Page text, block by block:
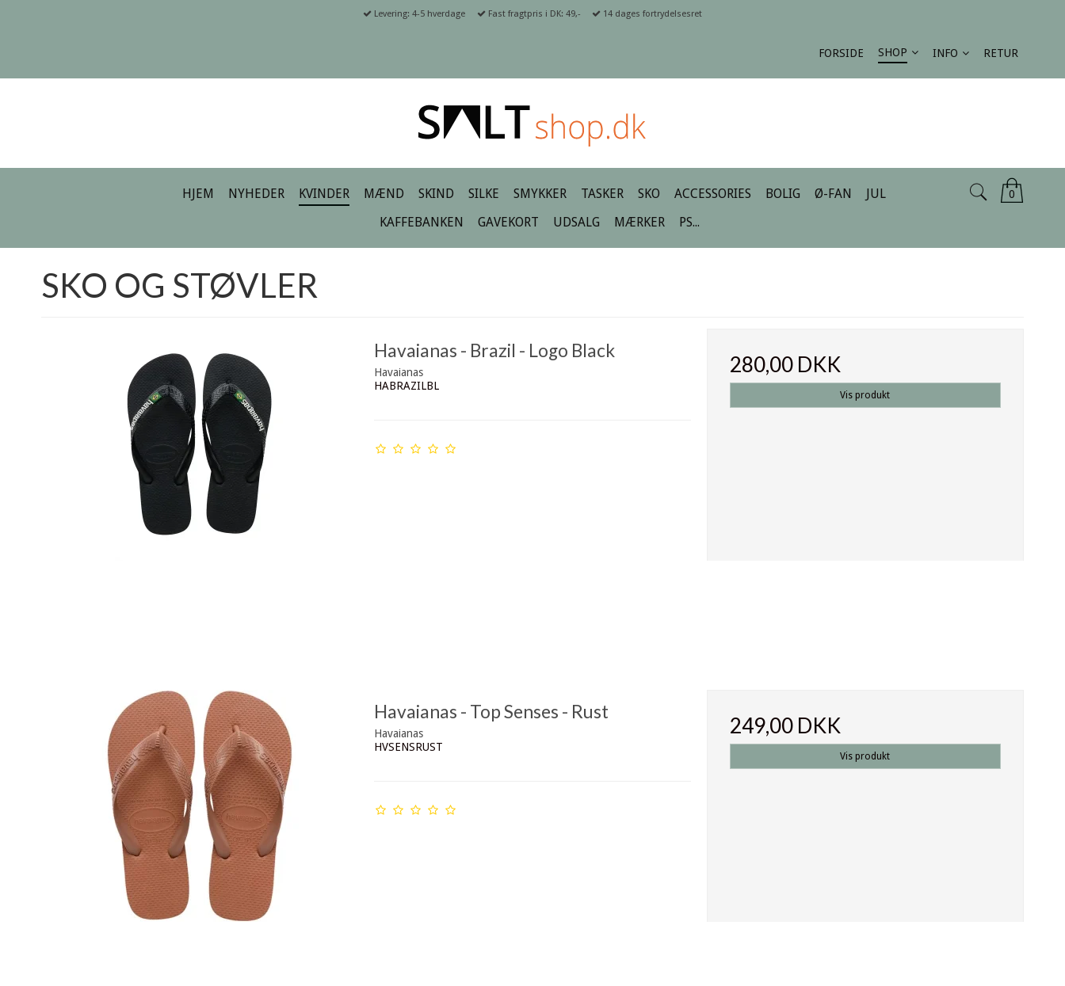
Levering: 4-5 hverdage Fast fragtpris i DK: 49,- 14 dages fortrydelsesret
FORSIDE SHOP INFO RETUR
0
HJEM NYHEDER KVINDER MÆND SKIND SILKE SMYKKER TASKER SKO ACCESSORIES BOLIG Ø-FAN
JUL
KAFFEBANKEN
GAVEKORT UDSALG MÆRKER PS...
SKO OG STØVLER
Havaianas - Brazil - Logo Black
Havaianas
HABRAZILBL
280,00 DKK
Vis produkt
Havaianas - Top Senses - Rust
Havaianas
HVSENSRUST
249,00 DKK
Vis produkt